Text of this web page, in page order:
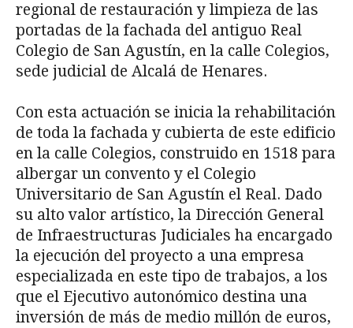
regional de restauración y limpieza de las
portadas de la fachada del antiguo Real
Colegio de San Agustín, en la calle Colegios,
sede judicial de Alcalá de Henares.
Con esta actuación se inicia la rehabilitación
de toda la fachada y cubierta de este edificio
en la calle Colegios, construido en 1518 para
albergar un convento y el Colegio
Universitario de San Agustín el Real. Dado
su alto valor artístico, la Dirección General
de Infraestructuras Judiciales ha encargado
la ejecución del proyecto a una empresa
especializada en este tipo de trabajos, a los
que el Ejecutivo autonómico destina una
inversión de más de medio millón de euros,